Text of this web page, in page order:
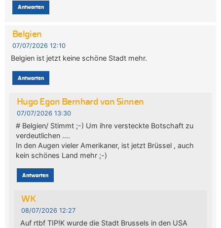
Antworten
Belgien
07/07/2026 12:10
Belgien ist jetzt keine schöne Stadt mehr.
Antworten
Hugo Egon Bernhard von Sinnen
07/07/2026 13:30
# Belgien/ Stimmt ;-) Um ihre versteckte Botschaft zu
verdeutlichen ….
In den Augen vieler Amerikaner, ist jetzt Brüssel , auch
kein schönes Land mehr ;-)
Antworten
WK
08/07/2026 12:27
Auf rtbf TIP!K wurde die Stadt Brussels in den USA